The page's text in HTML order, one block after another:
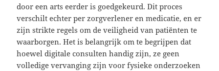
door een arts eerder is goedgekeurd. Dit proces
verschilt echter per zorgverlener en medicatie, en er
zijn strikte regels om de veiligheid van patiënten te
waarborgen. Het is belangrijk om te begrijpen dat
hoewel digitale consulten handig zijn, ze geen
volledige vervanging zijn voor fysieke onderzoeken